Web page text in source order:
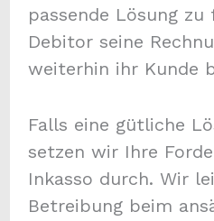
passende Lösung
Debitor seine
weiterhin ihr Kunde
Falls eine gütliche
setzen wir Ihre
Inkasso durch. Wir
Betreibung beim